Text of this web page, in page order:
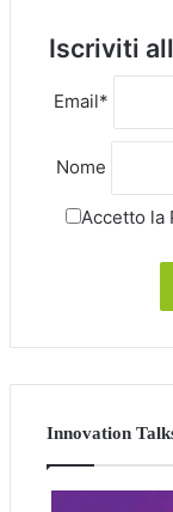
Iscriviti
Email*
Nome
Accetto la
Innovation